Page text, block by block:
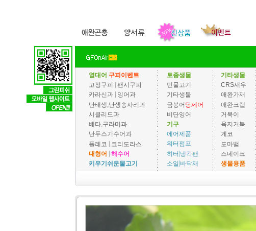
열대어 구피이벤트
고정구피
팬시구피
카라신과
잉어과
난태생,난생송사리과
시클리드과
베타,구라미과
난두스기수어과
플레코 | 코리도라스
대형어 | 해수어
키우기쉬운물고기
토종생물
민물고기
기타생물
금붕어 당세어
비단잉어
기구
에어제품
워터펌프
히터|냉각팬
소일 |바닥재
기타생물
CRS새우
애완가재
애완크랩
거북이
육지거북
게코
도마뱀
스네이크
생물용품